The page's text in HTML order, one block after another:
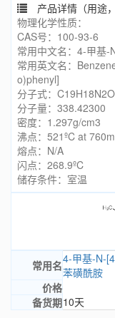
产品详情（用途
物理化学性质：
CAS号：100-93-6
常用中文名：4-甲基
常用英文名：
o)phenyl]
分子式：
分子量：338.42300
密度：1.297g/cm3
沸点：521ºC at
熔点：N/A
闪点：268.9ºC
储存条件：室温
常用名4-甲基-N-
苯磺酰胺
价格
备货期10天